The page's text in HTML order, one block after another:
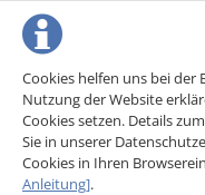
Cookies helfen uns bei der
Nutzung der Website
Cookies setzen. Details
Sie in unserer
Cookies in Ihren
Anleitung].